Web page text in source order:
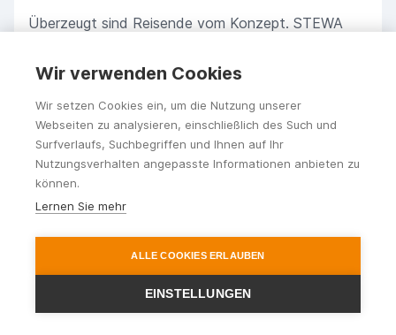
Überzeugt sind Reisende vom Konzept. STEWA
Beratung, wunderbar konzipierte Reisen für
Alleinreisende, Paare und Familien. Versierte Fahrer,
verlässliche Partner, geprüfte Unterkünfte,
ortskundige, deutschsprachige Reiseleiter und
engagiertes Servicepersonal stehen Ihnen zur Seite
und lassen Ihren Urlaub zur schönsten Zeit im Jahr
werden.
Wir verwenden Cookies
Wir setzen Cookies ein, um die Nutzung unserer
Webseiten zu analysieren, einschließlich des Such und
Surfverlaufs, Suchbegriffen und Ihnen auf Ihr
Nutzungsverhalten angepasste Informationen anbieten zu
können.
Lernen Sie mehr
ALLE COOKIES ERLAUBEN
EINSTELLUNGEN